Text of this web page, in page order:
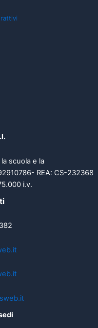
scuola e la
REA: CS-232368
i.v.